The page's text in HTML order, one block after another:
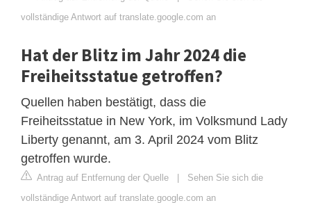
vollständige Antwort auf translate.google.com an
Hat der Blitz im Jahr 2024 die
Freiheitsstatue getroffen?
Quellen haben bestätigt, dass die
Freiheitsstatue in New York, im Volksmund Lady
Liberty genannt, am 3. April 2024 vom Blitz
getroffen wurde.
Antrag auf Entfernung der Quelle | Sehen Sie sich die
vollständige Antwort auf translate.google.com an